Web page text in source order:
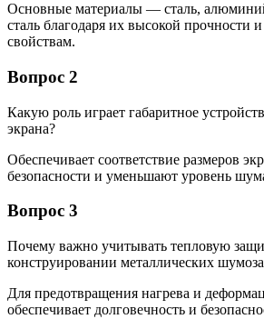
Основные материалы — сталь,
сталь благодаря их высокой
свойствам.
Вопрос 2
Какую роль играет габаритное
экрана?
Обеспечивает соответствие размеров
безопасности и уменьшают уровень
Вопрос 3
Почему важно учитывать тепловую
конструировании металлических
Для предотвращения нагрева и
обеспечивает долговечность и